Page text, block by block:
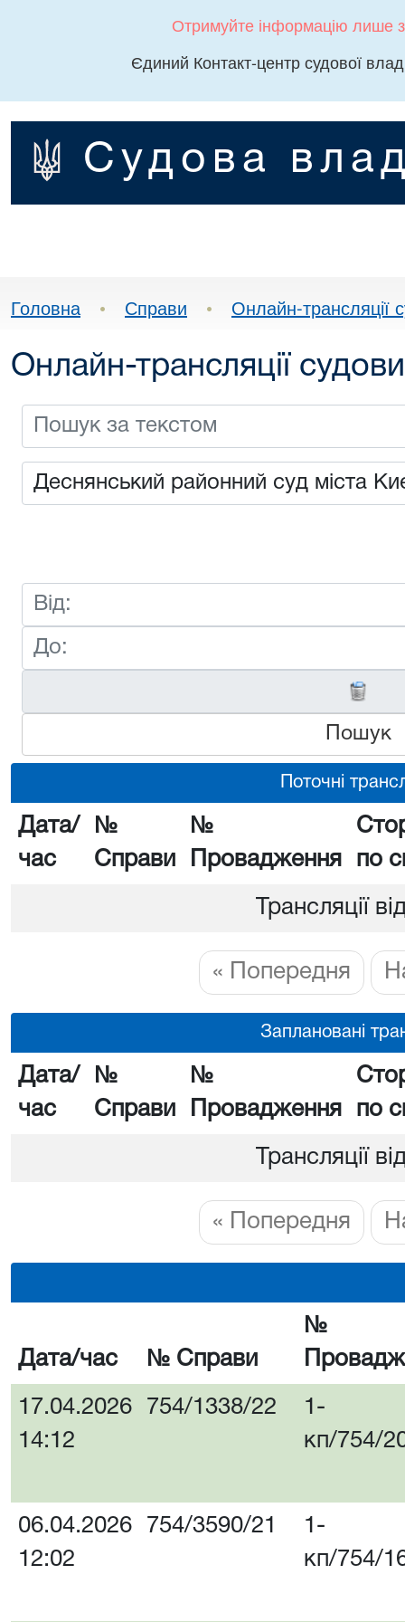
Отримуйте інформацію лише
Єдиний Контакт-центр судової
Судова
Головна • Справи • Онлайн-трансляції
Онлайн-трансляції
Пошук
Поточні
Дата/
час
№
Справи
№
Провадження
по
Трансляції
« Попередня
Заплановані
Дата/
час
№
Справи
№
Провадження
по
Трансляції
« Попередня
Дата/час № Справи
№
17.04.2026
14:12
754/1338/22
1-
кп/754/
06.04.2026
12:02
754/3590/21
1-
кп/754/